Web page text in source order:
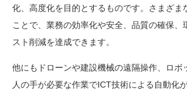
化、高度化を目的とするものです。さまざま
ことで、業務の効率化や安全、品質の確保、
スト削減を達成できます。
他にもドローンや建設機械の遠隔操作、ロボ
人の手が必要な作業でICT技術による自動化